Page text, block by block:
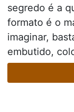
segredo é a
formato é o
imaginar,
embutido,